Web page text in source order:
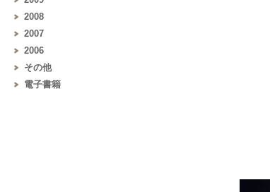
2008
2007
2006
その他
電子書籍